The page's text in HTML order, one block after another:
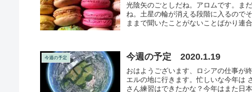
光陰矢のごとしだね。アロムです。ま
ね。土星の輪が消える段階に入るので
ままで聞いたことがないことばかり連
今週の予定 今週の予定 2020.1.19
おはようございます、ロシアの仕事が
エルの地に行きます。忙しいな今年は
さん練習はできたかな？今年はまた日